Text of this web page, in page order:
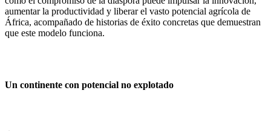
aumentar la productividad y liberar el vasto potencial agrícola de
África, acompañado de historias de éxito concretas que demuestran
que este modelo funciona.
Un continente con potencial no explotado